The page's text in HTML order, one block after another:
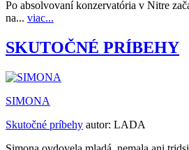
Po absolvovaní konzervatória v Nitre
na... viac...
SKUTOČNÉ PRÍBEHY
SIMONA
Skutočné príbehy autor: LADA